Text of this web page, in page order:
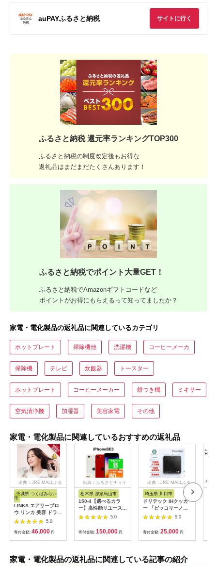
auPAYふるさと納税 サイトに行く
ふるさと納税 還元率ランキングTOP300
ふるさと納税の制度改定後もお得な
返礼品はまだまだたくさんあります！
ふるさと納税でポイント大量GET！
ふるさと納税でAmazonギフトコードなど
ポイントがお得にもらえるって知ってましたか？
家電・電化製品の返礼品に関連しているカテゴリ
ホットプレート 掃除機他 洗濯機 コーヒーメーカ
掃除機 テレビ 炊飯器 トースター
ホットプレート コーヒーメーカー 餅つき機 ミキサー
空気清浄機 加湿器 美容家電 その他
家電・電化製品に関連しているおすすめの返礼品
出典：JRE MALLふる
さと納税
茨城県 つくばみらい
市
LINKA エアリーブロ
ウ リンカ 美容 ドライ
ヤー ヘアケア 髪 エス
テ ギフト ラッピング
贈呈品 プレゼント 母
の日 母の日準備 母の
5.0
寄付金額: 46,000 円
出典：ふるさとチョイ
栃木県 那須烏山市
150-4【選べるカラ
ー】高性能リユース
スマホ Apple
iPhoneSE 3 128GB
SIMロック解除済 本
体のみ ｜ 中古 再生品
本体 端末
5.0
寄付金額: 150,000 円
出典：JRE MALLふる
さと納税
埼玉県 川口市
ドリテック IHクッカ
ー 「ピッコリーノ」
ブラック DI-
217BK【1642626】
5.0
寄付金額: 25,000 円
家電・電化製品の返礼品に関連している記事の紹介